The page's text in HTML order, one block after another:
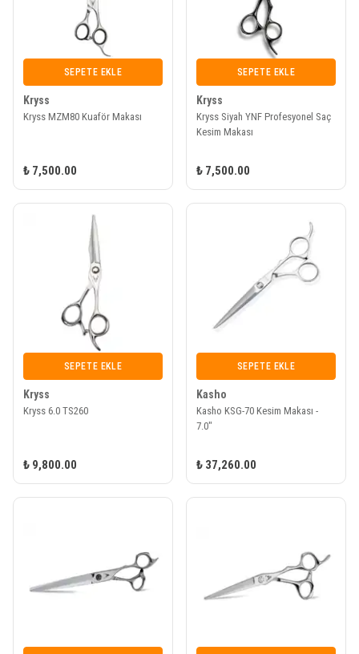
SEPETE EKLE
Kryss
Kryss MZM80 Kuaför Makası
₺ 7,500.00
SEPETE EKLE
Kryss
Kryss Siyah YNF Profesyonel Saç
Kesim Makası
₺ 7,500.00
SEPETE EKLE
Kryss
Kryss 6.0 TS260
₺ 9,800.00
SEPETE EKLE
Kasho
Kasho KSG-70 Kesim Makası -
7.0"
₺ 37,260.00